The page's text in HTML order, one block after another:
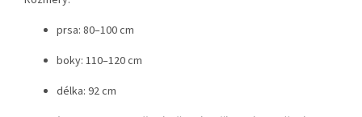
prsa: 80–100 cm
boky: 110–120 cm
délka: 92 cm